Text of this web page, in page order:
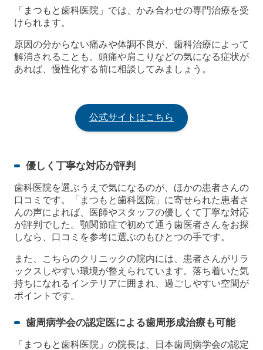
「まつもと歯科医院」では、かみ合わせの専門治療を受
けられます。
原因の分からない痛みや体調不良が、歯科治療によって
解消されることも。頭痛や肩こりなどの気になる症状が
あれば、慢性化する前に相談してみましょう。
公式サイトはこちら
優しく丁寧な対応が評判
歯科医院を選ぶうえで気になるのが、ほかの患者さんの
口コミです。「まつもと歯科医院」に寄せられた患者さ
んの声によれば、医師やスタッフの優しくて丁寧な対応
が評判でした。顎関節症で初めて通う歯医者さんをお探
しなら、口コミを参考に選ぶのもひとつの手です。
また、こちらのクリニックの院内には、患者さんがリラ
ックスしやすい環境が整えられています。落ち着いた気
持ちになれるインテリアに囲まれ、過ごしやすい空間が
ポイントです。
歯周病学会の認定医による歯周形成治療も可能
「まつもと歯科医院」の院長は、日本歯周病学会の認定